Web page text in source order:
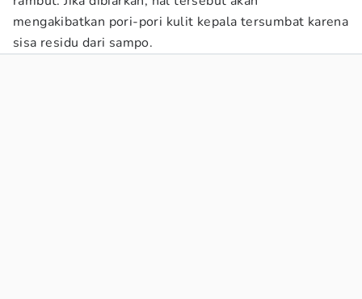
mengakibatkan pori-pori kulit kepala tersumbat karena
sisa residu dari sampo.